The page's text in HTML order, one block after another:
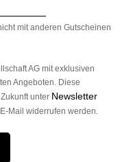
mit anderen Gutscheinen
AG mit exklusiven
Angeboten. Diese
unter Newsletter
Mail widerrufen werden.